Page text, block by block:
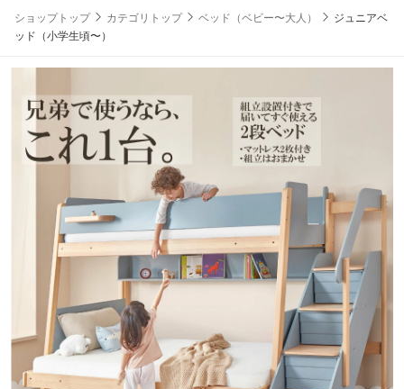
ショップトップ カテゴリトップ ベッド（ベビー〜大人）
ジュニアベ
ッド（小学生頃〜）